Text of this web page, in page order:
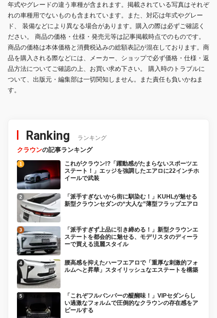
年式やグレードの違う車種が含まれます。掲載されている写真はそれぞ
れの車種用でないものも含まれています。また、対応は年式やグレー
ド、 装備などにより異なる場合があります。購入の際は必ずご確認く
ださい。 商品の価格・仕様・発売元等は記事掲載時点でのものです。
商品の価格は本体価格と消費税込みの総額表記が混在しております。商
品を購入される際などには、メーカー、ショップで必ず価格・仕様・返
品方法についてご確認の上、お買い求め下さい。 購入時のトラブルに
ついて、出版元・編集部は一切関知しません。また責任も負いかねま
す。
Ranking ランキング
クラウンの記事ランキング
これがクラウン!?「躍動感がたまらないスポーツエ
ステート！」エッジを強調したエアロに22インチホ
イールで武装
「派手すぎないから街に馴染む！」KUHLが魅せる
新型クラウンセダンの“大人な”薄型フラップエアロ
「派手すぎず上品に引き締める！」新型クラウンエ
ステートを都会的に魅せる、モデリスタのディーラ
ーで買える流麗スタイル
腰高感を抑えたハーフエアロで「重厚な刺激的フォ
ルムへと昇華」スタイリッシュなエステートを構築
「これぞフルバンパーの醍醐味！」VIPセダンらし
い過激なフォルムで圧倒的なクラウンの存在感をア
ピールする